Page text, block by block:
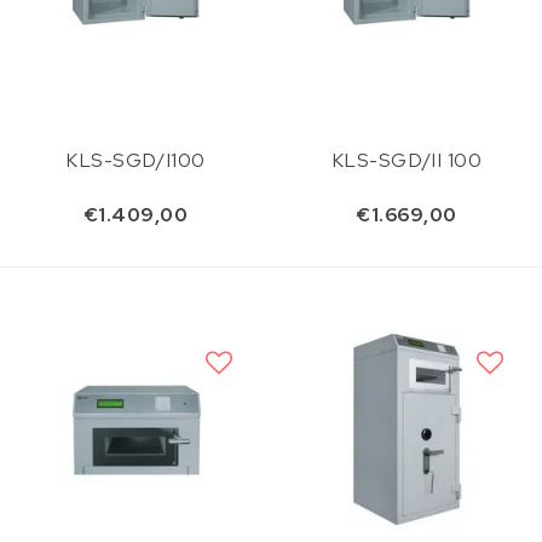
KLS-SGD/I100
€1.409,00
KLS-SGD/II 100
€1.669,00